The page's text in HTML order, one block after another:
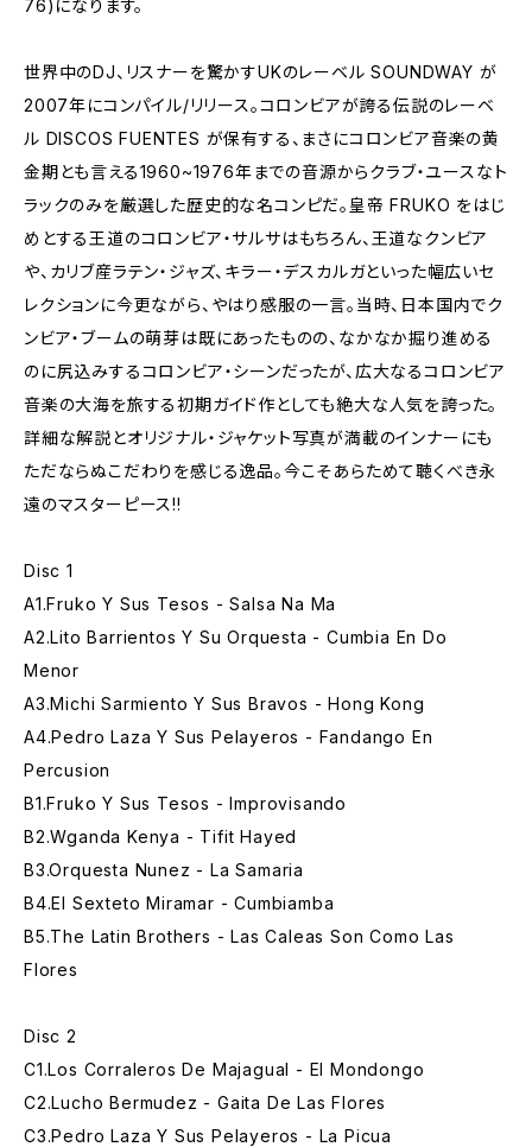
76)になります。
世界中のDJ、リスナーを驚かすUKのレーベル SOUNDWAY が
2007年にコンパイル/リリース。コロンビアが誇る伝説のレーベ
ル DISCOS FUENTES が保有する、まさにコロンビア音楽の黄
金期とも言える1960~1976年までの音源からクラブ・ユースなト
ラックのみを厳選した歴史的な名コンピだ。皇帝 FRUKO をはじ
めとする王道のコロンビア・サルサはもちろん、王道なクンビア
や、カリブ産ラテン・ジャズ、キラー・デスカルガといった幅広いセ
レクションに今更ながら、やはり感服の一言。当時、日本国内でク
ンビア・ブームの萌芽は既にあったものの、なかなか掘り進める
のに尻込みするコロンビア・シーンだったが、広大なるコロンビア
音楽の大海を旅する初期ガイド作としても絶大な人気を誇った。
詳細な解説とオリジナル・ジャケット写真が満載のインナーにも
ただならぬこだわりを感じる逸品。今こそあらためて聴くべき永
遠のマスターピース!!
Disc 1
A1.Fruko Y Sus Tesos - Salsa Na Ma
A2.Lito Barrientos Y Su Orquesta - Cumbia En Do
Menor
A3.Michi Sarmiento Y Sus Bravos - Hong Kong
A4.Pedro Laza Y Sus Pelayeros - Fandango En
Percusion
B1.Fruko Y Sus Tesos - Improvisando
B2.Wganda Kenya - Tifit Hayed
B3.Orquesta Nunez - La Samaria
B4.El Sexteto Miramar - Cumbiamba
B5.The Latin Brothers - Las Caleas Son Como Las
Flores
Disc 2
C1.Los Corraleros De Majagual - El Mondongo
C2.Lucho Bermudez - Gaita De Las Flores
C3.Pedro Laza Y Sus Pelayeros - La Picua